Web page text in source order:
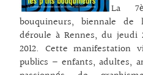
La
bouquineurs, biennale de
déroule à Rennes, du
2012. Cette manifestation
publics – enfants, adultes,